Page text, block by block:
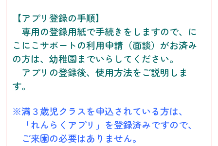
【アプリ登録の手順】
専用の登録用紙で手続きをしますので、に
こにこサポートの利用申請（面談）がお済み
の方は、幼稚園までいらしてください。
アプリの登録後、使用方法をご説明しま
す。
※満３歳児クラスを申込されている方は、
「れんらくアプリ」を登録済みですので、
ご来園の必要はありません。